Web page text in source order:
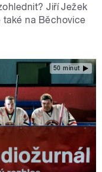
Jiří Ježek
také na Běchovice
50 minut